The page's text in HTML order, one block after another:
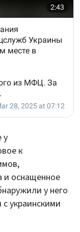
у
к
и оснащенное
у него
украинскими